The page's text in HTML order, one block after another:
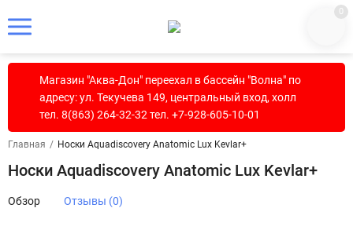
0
Магазин "Аква-Дон" переехал в бассейн "Волна" по
адресу: ул. Текучева 149, центральный вход, холл
тел. 8(863) 264-32-32 тел. +7-928-605-10-01
Главная / Носки Aquadiscovery Anatomic Lux Kevlar+
Носки Aquadiscovery Anatomic Lux Kevlar+
Обзор Отзывы (0)